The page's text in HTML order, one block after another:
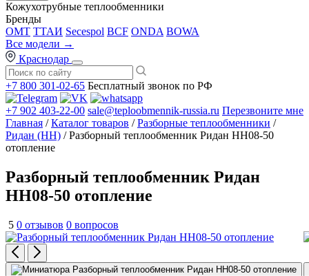
Кожухотрубные теплообменники
Бренды
OMT ТТАИ Secespol BCF ONDA BOWA
Все модели →
Краснодар
+7 800 301-02-65 Бесплатный звонок по РФ
+7 902 403-22-00 sale@teploobmennik-russia.ru Перезвоните мне
Главная /Каталог товаров /Разборные теплообменники /
Ридан (НН) / Разборный теплообменник Ридан НН08-50
отопление
Разборный теплообменник Ридан
НН08-50 отопление
5 0 отзывов 0 вопросов